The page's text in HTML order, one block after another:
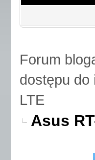
Forum
dostępu do
LTE
Asus